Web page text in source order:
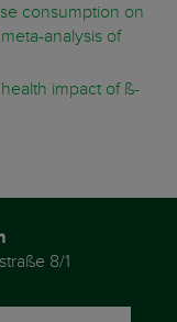
consumption on
analysis of
impact of ß-
8/1